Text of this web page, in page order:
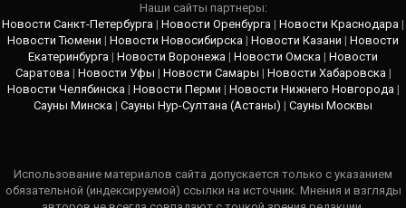
Наши сайты партнеры:
Новости Санкт-Петербурга | Новости Оренбурга | Новости Краснодара |
Новости Тюмени | Новости Новосибирска | Новости Казани | Новости
Екатеринбурга | Новости Воронежа | Новости Омска | Новости
Саратова| Новости Уфы | Новости Самары | Новости Хабаровска|
Новости Челябинска| Новости Перми | Новости Нижнего Новгорода|
Сауны Минска | Сауны Нур-Султана (Астаны) | Сауны Москвы
Использование материалов сайта допускается только с указанием
обязательной (индексируемой) ссылки на источник. Мнения и взгляды